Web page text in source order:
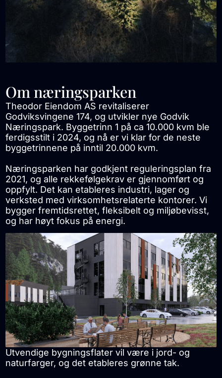
Om næringsparken
Theodor Eiendom AS revitaliserer
Godviksvingene 174, og utvikler nye Godvik
Næringspark. Byggetrinn 1 på ca 10.000 kvm ble
ferdigsstilt i 2024, og nå er vi klar for de neste
byggetrinnene på inntil 20.000 kvm.
Næringsparken har godkjent reguleringsplan fra
2021, og alle rekkefølgekrav er gjennomført og
oppfylt. Det kan etableres industri, lager og
verksted med virksomhetsrelaterte kontorer. Vi
bygger fremtidsrettet, fleksibelt og miljøbevisst,
og har høyt fokus på energi.
Utvendige bygningsflater vil være i jord- og
naturfarger, og det etableres grønne tak.